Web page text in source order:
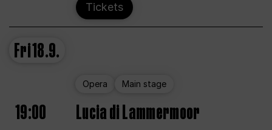
Tickets
Fri18.9.
Opera Main stage
19:00 Lucia di Lammermoor